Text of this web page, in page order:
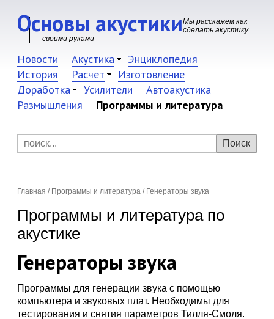
Основы акустикиМы расскажем как
сделать акустику
своими руками
Новости Акустика
Энциклопедия
История
Расчет
Изготовление
Доработка
Усилители
Автоакустика
Размышления
Программы и литература
Главная / Программы и литература / Генераторы звука
Программы и литература по
акустике
Генераторы звука
Программы для генерации звука с помощью
компьютера и звуковых плат. Необходимы для
тестирования и снятия параметров Тилля-Смоля.